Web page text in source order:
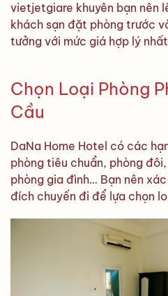
vietjetgiare khuyên bạn nên
khách sạn đặt phòng trước
tưởng với mức giá hợp lý
Chọn Loại Phòng
Cầu
DaNa Home Hotel có các
phòng tiêu chuẩn, phòng
phòng gia đình… Bạn nên
đích chuyến đi để lựa chọn